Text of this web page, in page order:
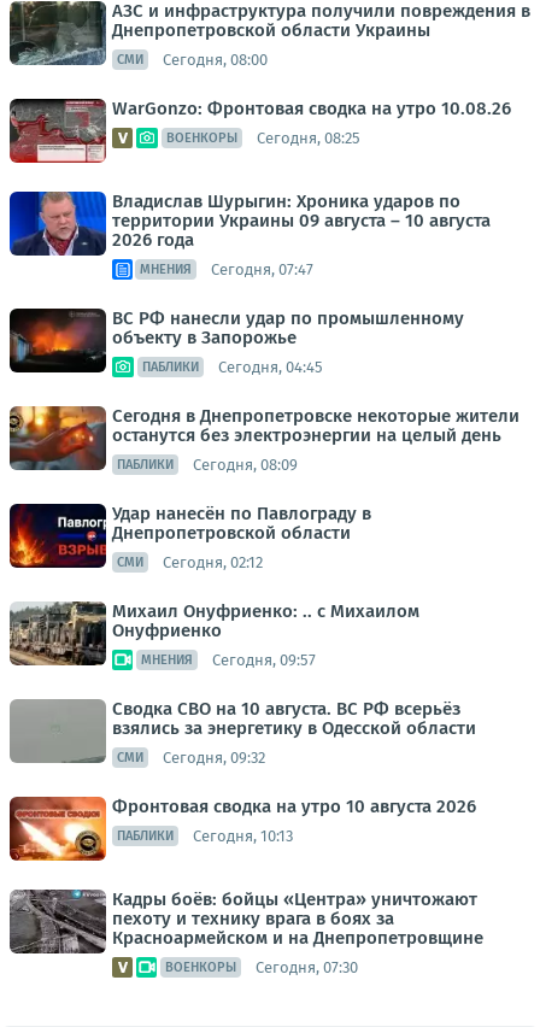
АЗС и инфраструктура получили повреждения в
Днепропетровской области Украины
СМИ Сегодня, 08:00
WarGonzo: Фронтовая сводка на утро 10.08.26
ВОЕНКОРЫ Сегодня, 08:25
Владислав Шурыгин: Хроника ударов по
территории Украины 09 августа – 10 августа
2026 года
МНЕНИЯ Сегодня, 07:47
ВС РФ нанесли удар по промышленному
объекту в Запорожье
ПАБЛИКИ Сегодня, 04:45
Сегодня в Днепропетровске некоторые жители
останутся без электроэнергии на целый день
ПАБЛИКИ Сегодня, 08:09
Удар нанесён по Павлограду в
Днепропетровской области
СМИ Сегодня, 02:12
Михаил Онуфриенко: .. с Михаилом
Онуфриенко
МНЕНИЯ Сегодня, 09:57
Сводка СВО на 10 августа. ВС РФ всерьёз
взялись за энергетику в Одесской области
СМИ Сегодня, 09:32
Фронтовая сводка на утро 10 августа 2026
ПАБЛИКИ Сегодня, 10:13
Кадры боёв: бойцы «Центра» уничтожают
пехоту и технику врага в боях за
Красноармейском и на Днепропетровщине
ВОЕНКОРЫ Сегодня, 07:30